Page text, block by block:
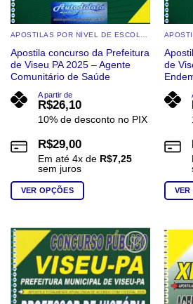
Apostila concurso da Prefeitura
de Viseu PA 2025 – Agente
Comunitário de Saúde
A partir de
R$26,10
10% de desconto no PIX
R$29,00
Em até 4x de R$7,25
sem juros
VER OPÇÕES
tem
várias
variantes.
As
opções
de
VER
tem
várias
As
Add to
wishlist